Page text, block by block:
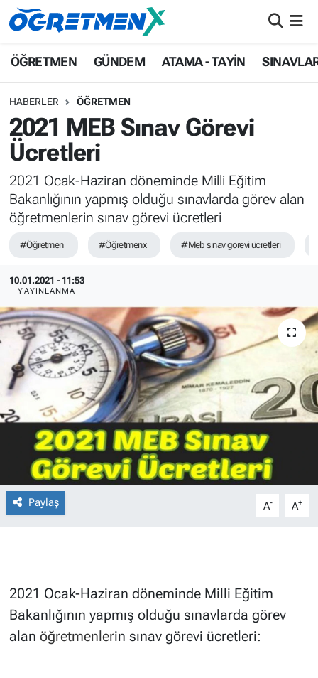
ÖĞRETMEN GÜNDEM ATAMA - TAYİN
HABERLER ÖĞRETMEN
2021 MEB Sınav Görevi
Ücretleri
2021 Ocak-Haziran döneminde Milli Eğitim
Bakanlığının yapmış olduğu sınavlarda görev alan
öğretmenlerin sınav görevi ücretleri
#Öğretmen #Öğretmenx #Meb sınav görevi ücretleri
10.01.2021 - 11:53
YAYINLANMA
Paylaş A- A+
2021 Ocak-Haziran döneminde Milli Eğitim
Bakanlığının yapmış olduğu sınavlarda görev
alan öğretmenlerin sınav görevi ücretleri:
ÖĞRETMEN
ATAMA - TAYİN
SINAVLAR
HAYATIN İÇİNDEN
UZMAN ÖĞRETMENLİK
İstanbul Nöbetçi Eczaneler
İstanbul Namaz Vakitleri
İstanbul Trafik Yoğunluk Haritası
Süper Lig Puan Durumu ve Fikstür
Tüm Manşetler
Haber Arşivi